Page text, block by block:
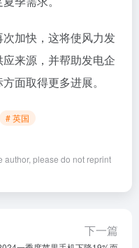
加快，这将使风力发
来源，并帮助发电企
面取得更多进展。
# 英国
author, please do not reprint
下一篇